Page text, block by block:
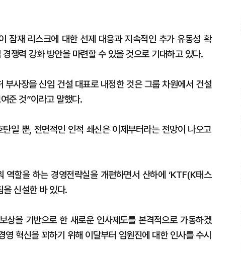
잠재 리스크에 대한 선제 대응과 지속적인 추가 유동성 확
쟁력 강화 방안을 마련할 수 있을 것으로 기대하고 있다.
사장을 신임 건설 대표로 내정한 것은 그룹 차원에서 건설
준 것”이라고 말했다.
일 뿐, 전면적인 인적 쇄신은 이제부터라는 전망이 나오고
역할을 하는 경영전략실을 개편하면서 산하에 ‘KTF(K태스
을 신설한 바 있다.
상을 기반으로 한 새로운 인사제도를 본격적으로 가동하겠
혁신을 꾀하기 위해 이달부터 임원진에 대한 인사를 수시